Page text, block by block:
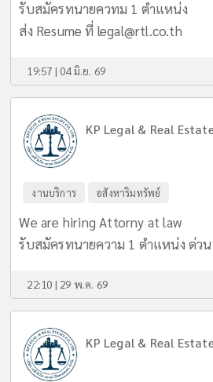
รับสมัครทนายควทม 1 ตำแหน่ง
ส่ง Resume ที่ legal@rtl.co.th
19:57 | 04 มิ.ย. 69
KP Legal & Real
งานบริการ อสังหาริมทรัพย์
We are hiring Attorny at law
รับสมัครทนายความ 1 ตำแหน่ง ด่ว
22:10 | 29 พ.ค. 69
KP Legal & Real